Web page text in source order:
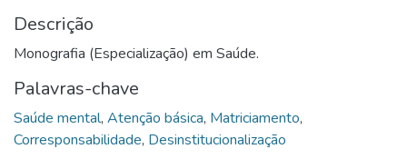
Descrição
Monografia (Especialização) em Saúde.
Palavras-chave
Saúde mental, Atenção básica, Matriciamento,
Corresponsabilidade, Desinstitucionalização